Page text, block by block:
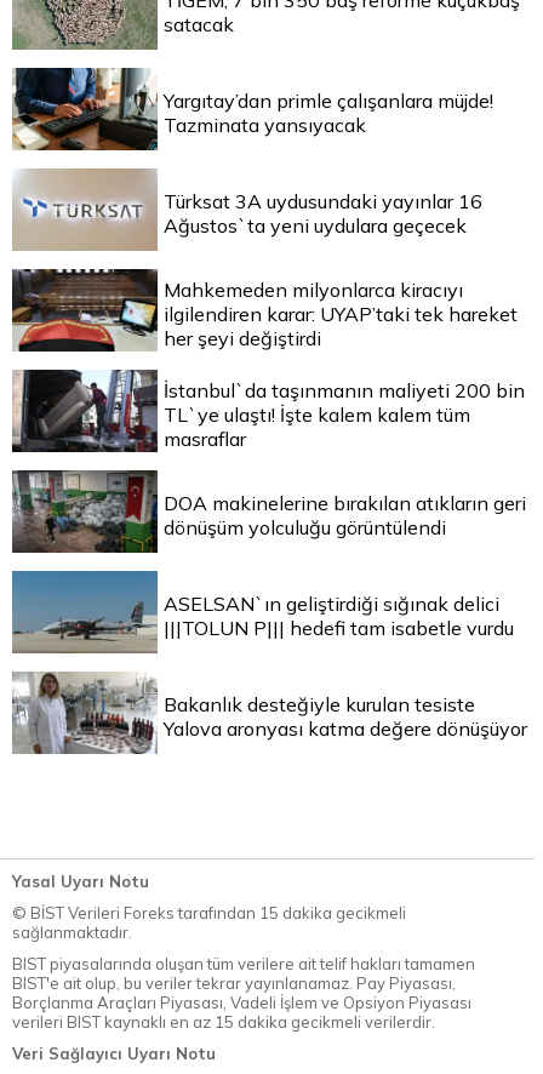
satacak
Yargıtay’dan primle çalışanlara müjde!
Tazminata yansıyacak
Türksat 3A uydusundaki yayınlar 16
Ağustos`ta yeni uydulara geçecek
Mahkemeden milyonlarca kiracıyı
ilgilendiren karar: UYAP’taki tek hareket
her şeyi değiştirdi
İstanbul`da taşınmanın maliyeti 200 bin
TL`ye ulaştı! İşte kalem kalem tüm
masraflar
DOA makinelerine bırakılan atıkların geri
dönüşüm yolculuğu görüntülendi
ASELSAN`ın geliştirdiği sığınak delici
|||TOLUN P||| hedefi tam isabetle vurdu
Bakanlık desteğiyle kurulan tesiste
Yalova aronyası katma değere dönüşüyor
Yasal Uyarı Notu
© BİST Verileri Foreks tarafından 15 dakika gecikmeli
sağlanmaktadır.
BIST piyasalarında oluşan tüm verilere ait telif hakları tamamen
BIST'e ait olup, bu veriler tekrar yayınlanamaz. Pay Piyasası,
Borçlanma Araçları Piyasası, Vadeli İşlem ve Opsiyon Piyasası
verileri BIST kaynaklı en az 15 dakika gecikmeli verilerdir.
Veri Sağlayıcı Uyarı Notu